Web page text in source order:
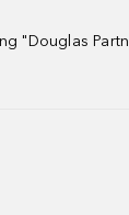
"Douglas